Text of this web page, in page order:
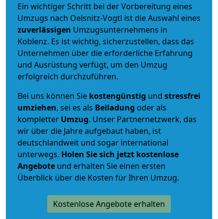
Ein wichtiger Schritt bei der Vorbereitung eines
Umzugs nach Oelsnitz-Vogtl ist die Auswahl eines
zuverlässigen Umzugsunternehmens in
Koblenz. Es ist wichtig, sicherzustellen, dass das
Unternehmen über die erforderliche Erfahrung
und Ausrüstung verfügt, um den Umzug
erfolgreich durchzuführen.
Bei uns können Sie kostengünstig und stressfrei
umziehen, sei es als Beiladung oder als
kompletter Umzug. Unser Partnernetzwerk, das
wir über die Jahre aufgebaut haben, ist
deutschlandweit und sogar international
unterwegs. Holen Sie sich jetzt kostenlose
Angebote und erhalten Sie einen ersten
Überblick über die Kosten für Ihren Umzug.
Kostenlose Angebote erhalten